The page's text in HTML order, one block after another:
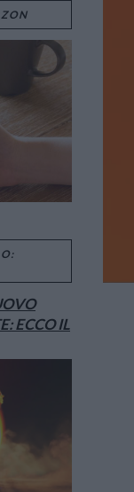
ECCO IL